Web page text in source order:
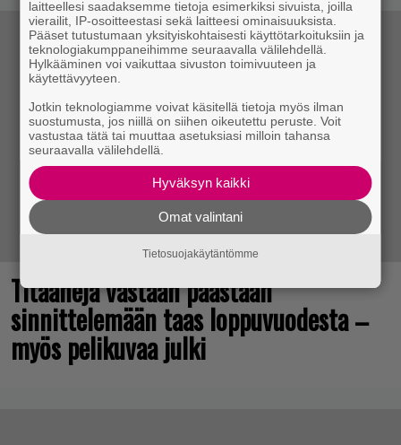
Titaaneja vastaan päästään
sinnittelemään taas loppuvuodesta –
myös pelikuvaa julki
laitteellesi saadaksemme tietoja esimerkiksi sivuista, joilla
vierailit, IP-osoitteestasi sekä laitteesi ominaisuuksista.
Pääset tutustumaan yksityiskohtaisesti käyttötarkoituksiin ja
teknologiakumppaneihimme seuraavalla välilehdellä.
Hylkääminen voi vaikuttaa sivuston toimivuuteen ja
käytettävyyteen.
Jotkin teknologiamme voivat käsitellä tietoja myös ilman
suostumusta, jos niillä on siihen oikeutettu peruste. Voit
vastustaa tätä tai muuttaa asetuksiasi milloin tahansa
seuraavalla välilehdellä.
Hyväksyn kaikki
Omat valintani
Tietosuojakäytäntömme